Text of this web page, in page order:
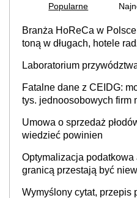
Popularne
Branża HoReCa w
toną w długach, hotele
Laboratorium
Fatalne dane z CEIDG:
tys. jednoosobowych firm
Umowa o sprzedaż
wiedzieć powinien
Optymalizacja
granicą przestają być
Wymyślony cytat, przepis